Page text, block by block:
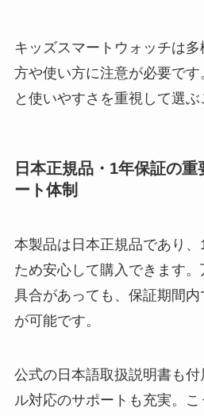
キッズスマートウォッチは
方や使い方に注意が必要で
と使いやすさを重視して選ぶ
日本正規品・1年保証の
ート体制
本製品は日本正規品であり
ため安心して購入できます
具合があっても、保証期間
が可能です。
公式の日本語取扱説明書も
ル対応のサポートも充実。